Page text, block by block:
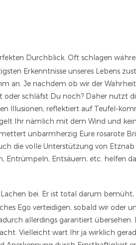
Durchblick. Oft schlagen
Erkenntnisse unseres Lebens
an. Je nachdem ob wir der Wahrheit
schläfst Du noch? Daher nutzt
Illusionen, reflektiert auf Teufel-
Ihr nämlich mit dem Wind und
unbarmherzig Eure rosarote
die volle Unterstützung von Etznab
Entrümpeln, Entsäuern, etc. helfen
Lachen bei. Er ist total darum bemüht,
Ego verteidigen, sobald wir oder
allerdings garantiert übersehen.
Vielleicht wart Ihr ja wirklich